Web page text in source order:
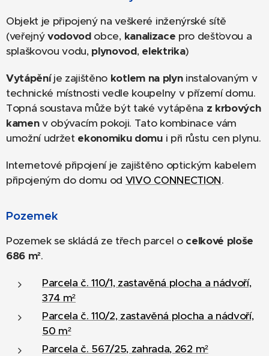
Objekt je připojený na veškeré inženýrské sítě
(veřejnývodovodobce, kanalizace pro dešťovou a
splaškovou vodu, plynovod, elektrika)
Vytápěníje zajištěno kotlem na plyninstalovaným v
technické místnosti vedle koupelny v přízemí domu.
Topná soustava může být také vytápěna z krbových
kamenv obývacím pokoji. Tato kombinace vám
umožní udržet ekonomiku domui při růstu cen plynu.
Internetové připojení je zajištěno optickým kabelem
připojeným do domu od VIVO CONNECTION.
Pozemek
Pozemek se skládá ze třech parcel o celkové ploše
686 m².
Parcela č. 110/1, zastavěná plocha a nádvoří,
374 m²
Parcela č. 110/2, zastavěná plocha a nádvoří,
50 m²
Parcela č. 567/25, zahrada, 262 m²